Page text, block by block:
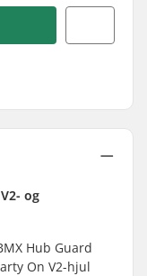
og
Hub Guard
On V2-hjul